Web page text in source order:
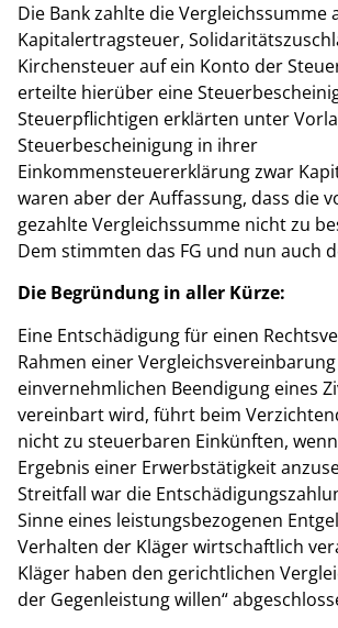
Die Bank zahlte die Vergleichssumme
Kapitalertragsteuer,
Kirchensteuer auf ein Konto der
erteilte hierüber eine
Steuerpflichtigen erklärten unter
Steuerbescheinigung in ihrer
Einkommensteuererklärung zwar
waren aber der Auffassung, dass die
gezahlte Vergleichssumme nicht zu
Dem stimmten das FG und nun auch
Die Begründung in aller Kürze:
Eine Entschädigung für einen
Rahmen einer
einvernehmlichen Beendigung eines
vereinbart wird, führt beim
nicht zu steuerbaren Einkünften,
Ergebnis einer Erwerbstätigkeit
Streitfall war die
Sinne eines leistungsbezogenen
Verhalten der Kläger wirtschaftlich
Kläger haben den gerichtlichen
der Gegenleistung willen“